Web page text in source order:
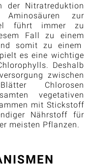
der Nitratreduktion
zur
führt immer zu
Fall zu einem
somit zu einem
es eine wichtige
Deshalb
zwischen
Chlorosen
vegetativen
mit Stickstoff
Nährstoff für
meisten Pflanzen.